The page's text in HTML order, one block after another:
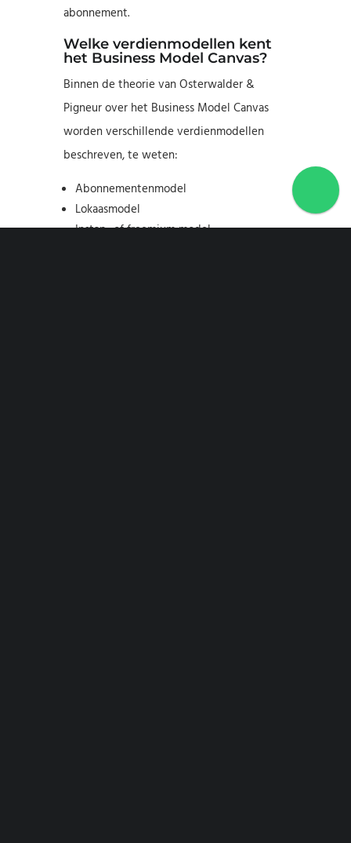
abonnement.
Welke verdienmodellen kent
het Business Model Canvas?
Binnen de theorie van Osterwalder &
Pigneur over het Business Model Canvas
worden verschillende verdienmodellen
beschreven, te weten:
Abonnementenmodel
Lokaasmodel
Instap- of freemium model